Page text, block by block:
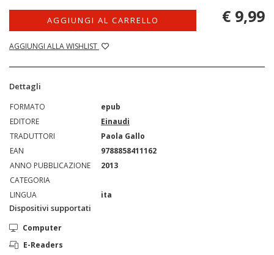
AGGIUNGI AL CARRELLO
AGGIUNGI ALLA WISHLIST
€ 9,99
Dettagli
FORMATO
epub
EDITORE
Einaudi
TRADUTTORI
Paola Gallo
EAN
9788858411162
ANNO PUBBLICAZIONE
2013
CATEGORIA
LINGUA
ita
Dispositivi supportati
Computer
E-Readers